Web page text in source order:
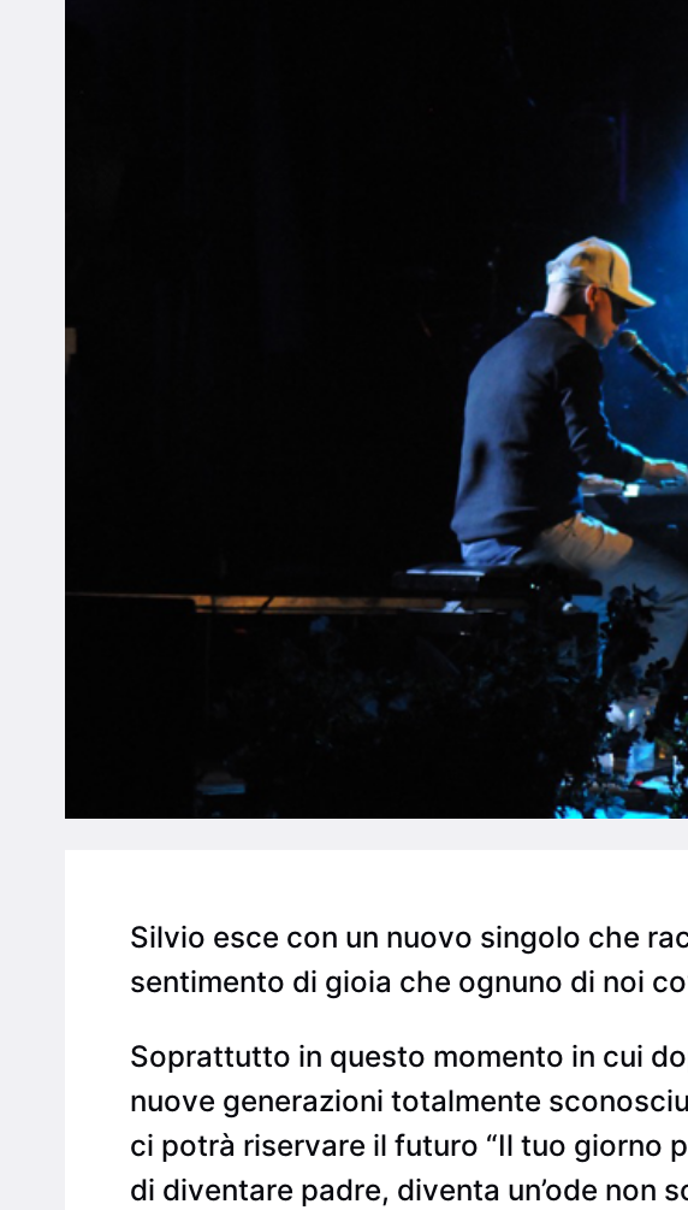
Silvio esce con un nuovo singolo che
sentimento di gioia che ognuno di noi
Soprattutto in questo momento in cui
nuove generazioni totalmente
ci potrà riservare il futuro “Il tuo giorno
di diventare padre, diventa un’ode non